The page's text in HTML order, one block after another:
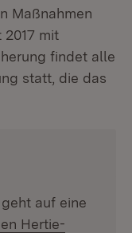
Maßnahmen
mit
findet alle
statt, die das
(Öffnet in neuem
geht auf eine
Hertie-